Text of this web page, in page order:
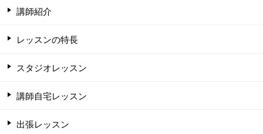
講師紹介
レッスンの特長
スタジオレッスン
講師自宅レッスン
出張レッスン